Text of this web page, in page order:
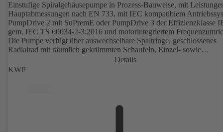
Einstufige Spiralgehäusepumpe in Prozess-Bauweise, mit
Hauptabmessungen nach EN 733, mit IEC kompatiblem
PumpDrive 2 mit SuPremE oder PumpDrive 3 der Effizienzklasse
gem. IEC TS 60034-2-3:2016 und motorintegriertem
Die Pumpe verfügt über auswechselbare Spaltringe, geschlossenes
Radialrad mit räumlich gekrümmten Schaufeln, Einzel- sowie
Doppelgleitringdichtungen nach EN 12756, Welle im Bereich der
Wellendichtung mit auswechselbarer Wellenschutzhülse. Die
IEC 60072, Hüllmaße gemäß DIN V 42673 (07-2011). ATEX-
Details
KWP